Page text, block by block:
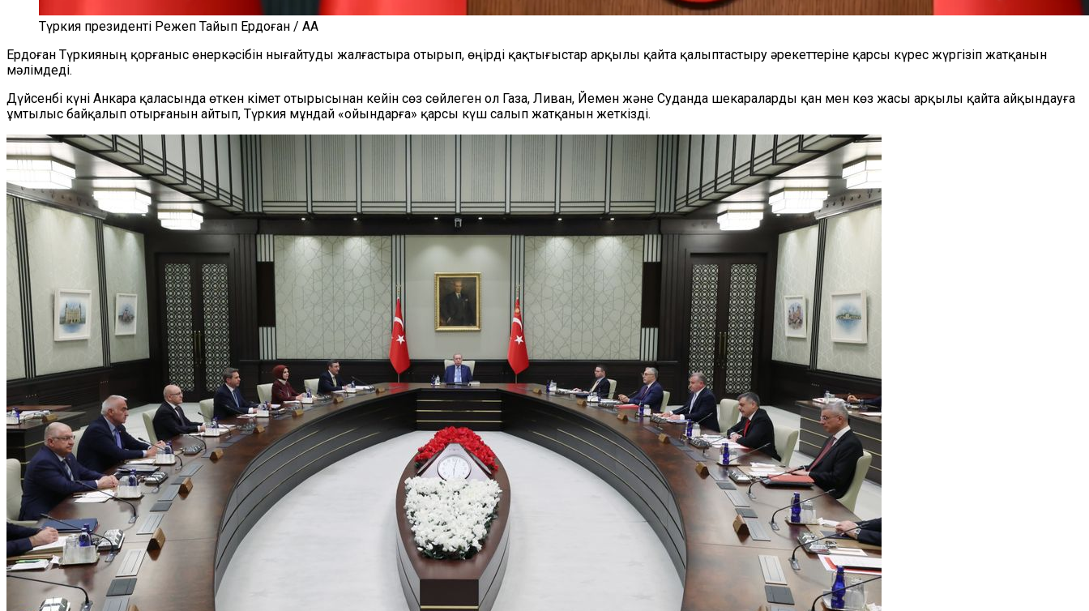
Түркия президенті Режеп Тайып Ердоған / AA
Ердоған Түркияның қорғаныс өнеркәсібін нығайтуды жалғастыра отырып, өңірді қақтығыстар арқылы қайта қалыптастыру әрекеттеріне қарсы күрес жүргізіп жатқанын
мәлімдеді.
Дүйсенбі күні Анкара қаласында өткен Үкімет отырысынан кейін сөз сөйлеген ол Газа, Ливан, Йемен және Суданда шекараларды қан мен көз жасы арқылы қайта айқындауға
ұмтылыс байқалып отырғанын айтып, Түркия мұндай «ойындарға» қарсы күш салып жатқанын жеткізді.